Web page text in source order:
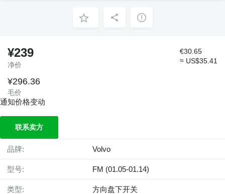
¥239
净价
€30.65
≈ US$35.41
¥296.36
毛价
通知价格变动
联系卖方
品牌: Volvo
型号: FM (01.05-01.14)
类型: 方向盘下开关